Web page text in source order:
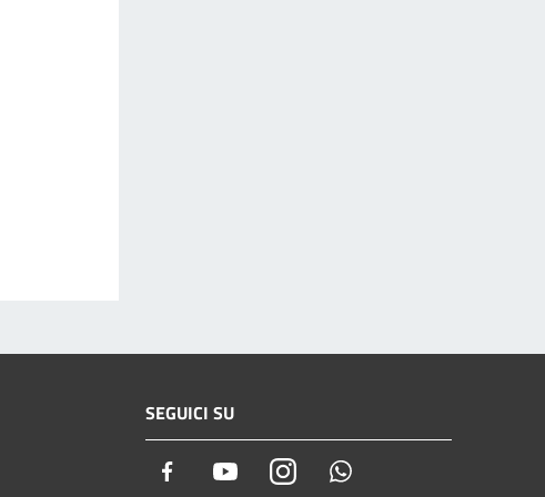
SEGUICI SU
Facebook YoutubeInstagram